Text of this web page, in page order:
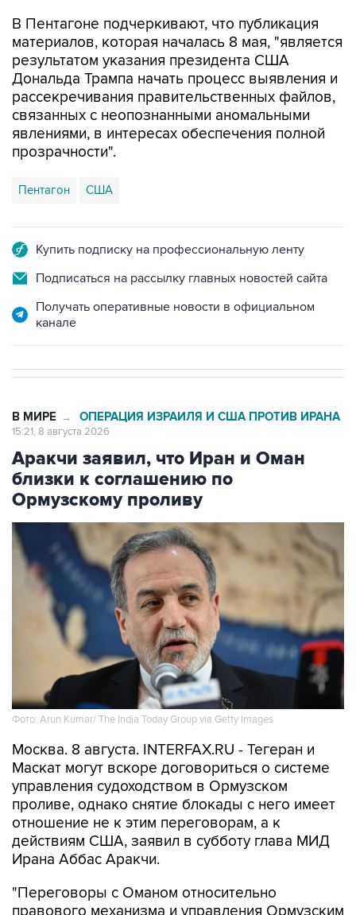
В Пентагоне подчеркивают, что публикация
материалов, которая началась 8 мая, "является
результатом указания президента США
Дональда Трампа начать процесс выявления и
рассекречивания правительственных файлов,
связанных с неопознанными аномальными
явлениями, в интересах обеспечения полной
прозрачности".
Пентагон США
Купить подписку на профессиональную ленту
Подписаться на рассылку главных новостей сайта
Получать оперативные новости в официальном
канале
В МИРЕ → ОПЕРАЦИЯ ИЗРАИЛЯ И США ПРОТИВ ИРАНА
15:21, 8 августа 2026
Аракчи заявил, что Иран и Оман
близки к соглашению по
Ормузскому проливу
Фото: Arun Kumar/ The India Today Group via Getty Images
Москва. 8 августа. INTERFAX.RU - Тегеран и
Маскат могут вскоре договориться о системе
управления судоходством в Ормузском
проливе, однако снятие блокады с него имеет
отношение не к этим переговорам, а к
действиям США, заявил в субботу глава МИД
Ирана Аббас Аракчи.
"Переговоры с Оманом относительно